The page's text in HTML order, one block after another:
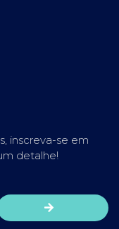
inscreva-se em
detalhe!